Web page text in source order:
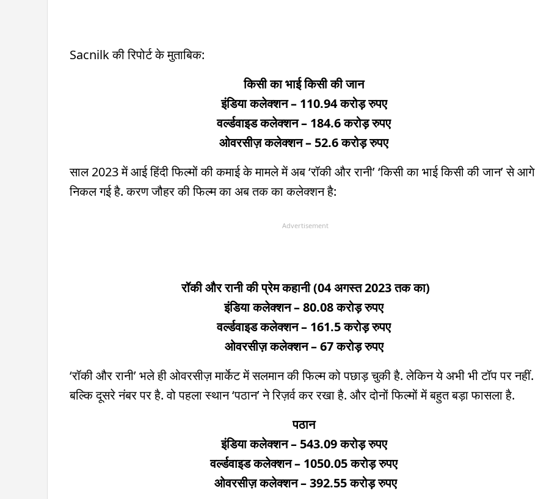
Sacnilk की रिपोर्ट के मुताबिक:
किसी का भाई किसी की जान
इंडिया कलेक्शन – 110.94 करोड़ रुपए
वर्ल्डवाइड कलेक्शन – 184.6 करोड़ रुपए
ओवरसीज़ कलेक्शन – 52.6 करोड़ रुपए
साल 2023 में आई हिंदी फिल्मों की कमाई के मामले में अब ‘रॉकी और रानी’ ‘किसी का भाई किसी की जान’ से आगे
निकल गई है. करण जौहर की फिल्म का अब तक का कलेक्शन है:
Advertisement
रॉकी और रानी की प्रेम कहानी (04 अगस्त 2023 तक का)
इंडिया कलेक्शन – 80.08 करोड़ रुपए
वर्ल्डवाइड कलेक्शन – 161.5 करोड़ रुपए
ओवरसीज़ कलेक्शन – 67 करोड़ रुपए
‘रॉकी और रानी’ भले ही ओवरसीज़ मार्केट में सलमान की फिल्म को पछाड़ चुकी है. लेकिन ये अभी भी टॉप पर नहीं.
बल्कि दूसरे नंबर पर है. वो पहला स्थान ‘पठान’ ने रिज़र्व कर रखा है. और दोनों फिल्मों में बहुत बड़ा फासला है.
पठान
इंडिया कलेक्शन – 543.09 करोड़ रुपए
वर्ल्डवाइड कलेक्शन – 1050.05 करोड़ रुपए
ओवरसीज़ कलेक्शन – 392.55 करोड़ रुपए